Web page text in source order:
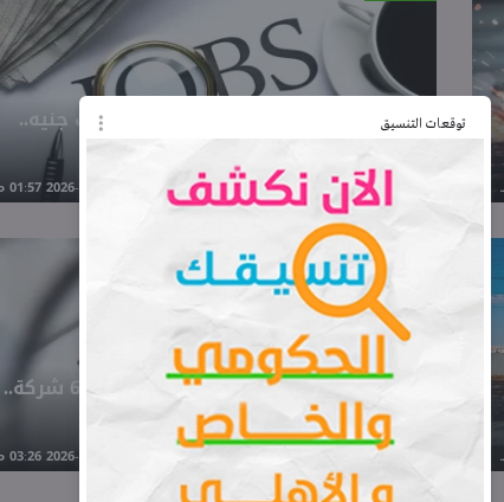
توقعات التنسيق فرص عمل بميناء دمياط براتب 25 ألف جنيه..
قدم الآن
أكل عيش
فرص عمل في القطاع الخاص داخل 66 شركة..
قدم الآن